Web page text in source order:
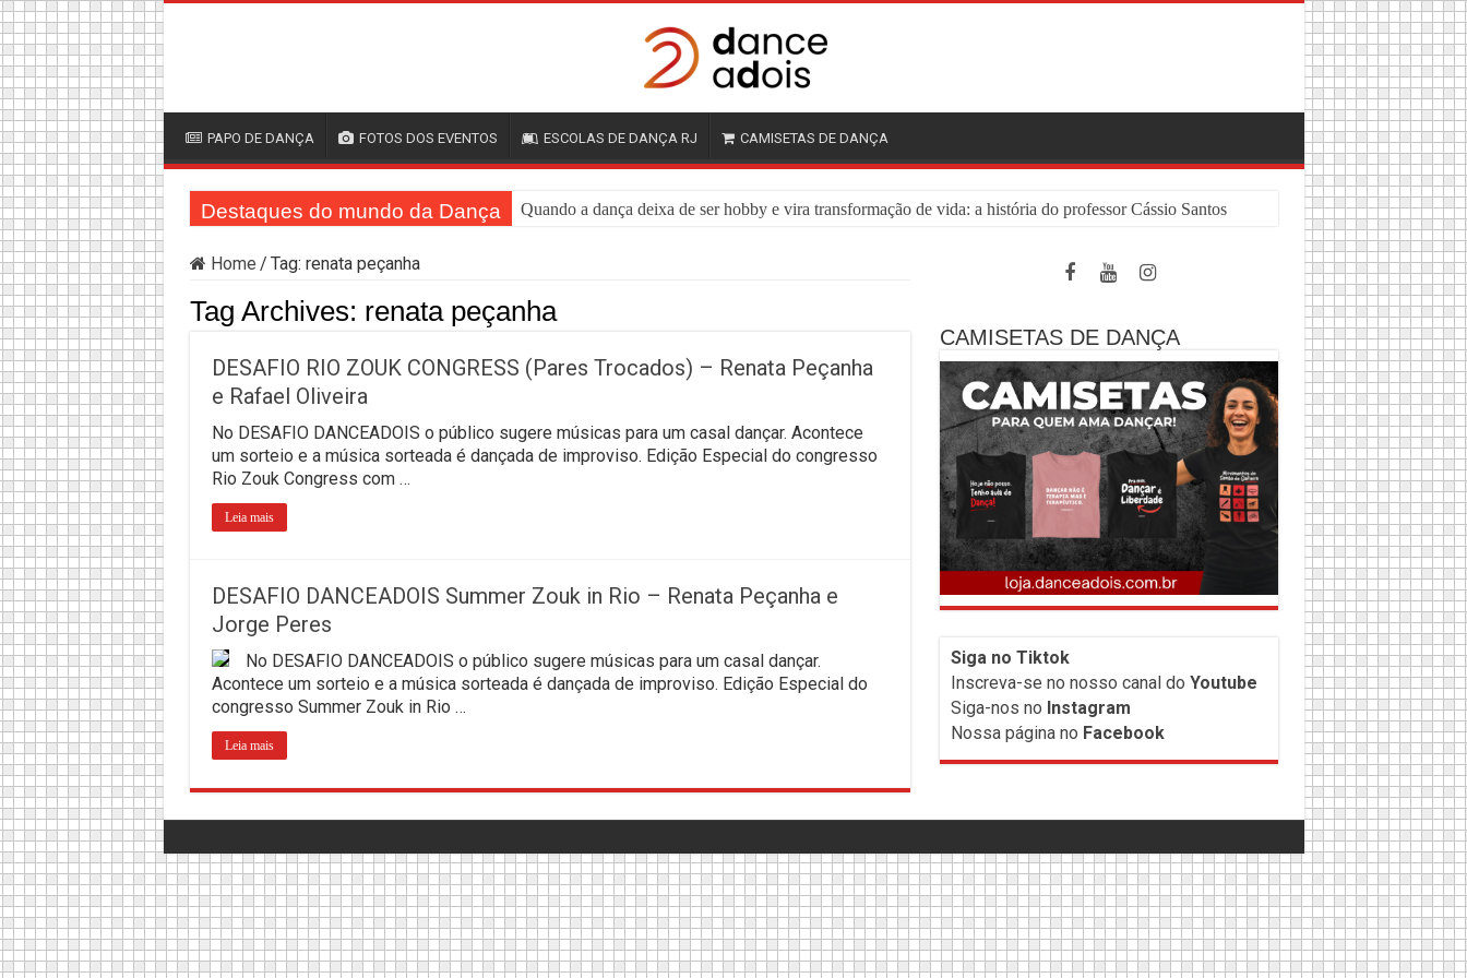
PAPO DE DANÇA FOTOS DOS EVENTOS ESCOLAS DE DANÇA RJ CAMISETAS DE DANÇA
Destaques do mundo da Dança Quando a dança deixa de ser hobby e vira transformação de vida: a história do professor Cássio Santos
Home / Tag: renata peçanha
Tag Archives: renata peçanha
DESAFIO RIO ZOUK CONGRESS (Pares Trocados) – Renata Peçanha
e Rafael Oliveira
No DESAFIO DANCEADOIS o público sugere músicas para um casal dançar. Acontece
um sorteio e a música sorteada é dançada de improviso. Edição Especial do congresso
Rio Zouk Congress com …
Leia mais
DESAFIO DANCEADOIS Summer Zouk in Rio – Renata Peçanha e
Jorge Peres
No DESAFIO DANCEADOIS o público sugere músicas para um casal dançar.
Acontece um sorteio e a música sorteada é dançada de improviso. Edição Especial do
congresso Summer Zouk in Rio …
Leia mais
CAMISETAS DE DANÇA
Siga no Tiktok
Inscreva-se no nosso canal do Youtube
Siga-nos no Instagram
Nossa página no Facebook